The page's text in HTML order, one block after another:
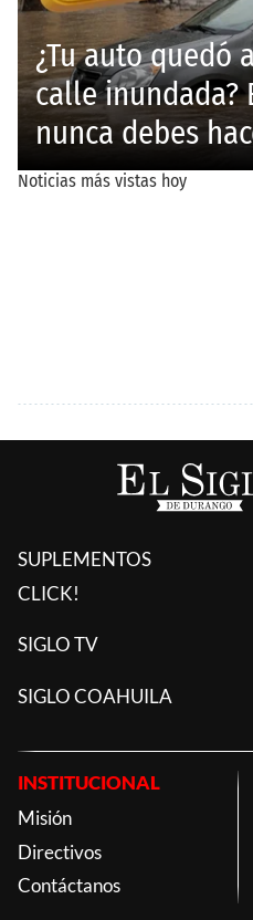
SUPLEMENTOS
CLICK!
SIGLO TV
SIGLO COAHUILA
INSTITUCIONAL
Misión
Directivos
Contáctanos